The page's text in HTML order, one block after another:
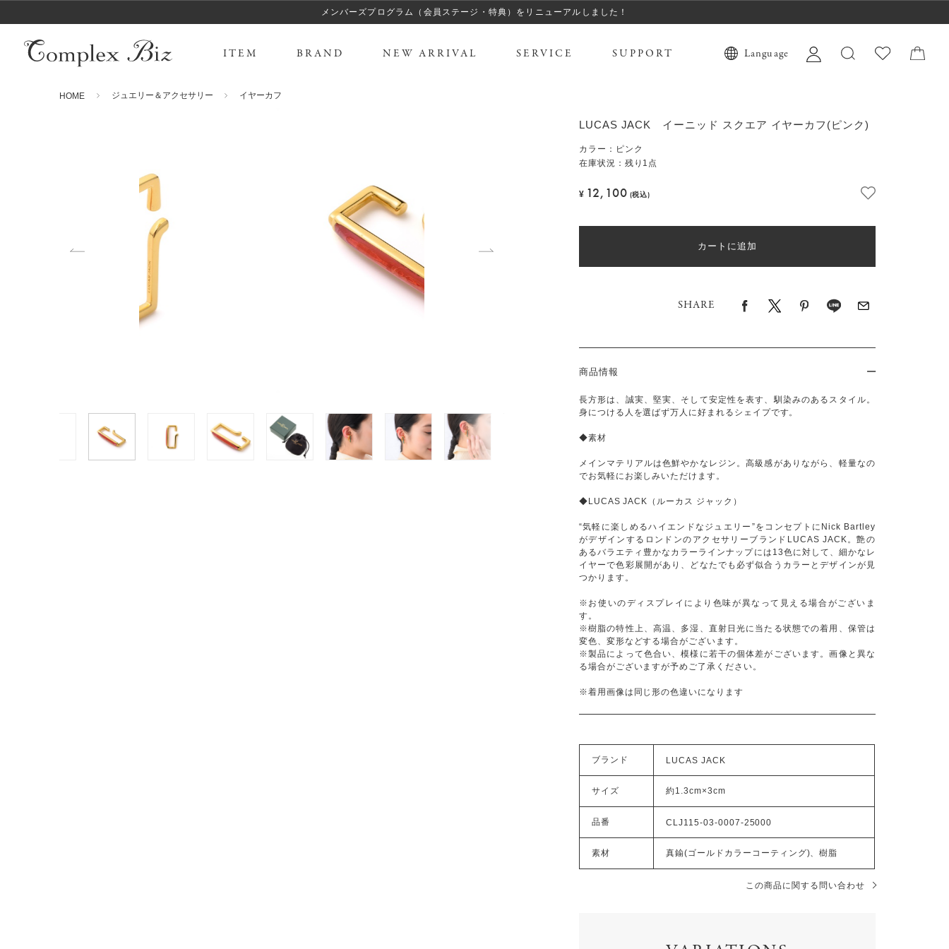
メンバーズプログラム（会員ステージ・特典）をリニューアルしました！
ITEM BRAND NEW ARRIVAL SERVICE SUPPORT Language
HOME ジュエリー＆アクセサリー イヤーカフ
LUCAS JACK イーニッド スクエア イヤーカフ(ピンク)
カラー ：
ピンク
在庫状況：残り1点
¥ 12,100 (税込)
カートに追加
SHARE
商品情報
長方形は、誠実、堅実、そして安定性を表す、馴染みのあるスタイル。
身につける人を選ばず万人に好まれるシェイプです。
◆素材
メインマテリアルは色鮮やかなレジン。高級感がありながら、軽量なの
でお気軽にお楽しみいただけます。
◆LUCAS JACK（ルーカス ジャック）
“気軽に楽しめるハイエンドなジュエリー”をコンセプトにNick Bartley
がデザインするロンドンのアクセサリーブランドLUCAS JACK。艶の
あるバラエティ豊かなカラーラインナップには13色に対して、細かなレ
イヤーで色彩展開があり、どなたでも必ず似合うカラーとデザインが見
つかります。
※お使いのディスプレイにより色味が異なって見える場合がございま
す。
※樹脂の特性上、高温、多湿、直射日光に当たる状態での着用、保管は
変色、変形などする場合がございます。
※製品によって色合い、模様に若干の個体差がございます。画像と異な
る場合がございますが予めご了承ください。
※着用画像は同じ形の色違いになります
ブランド LUCAS JACK
サイズ 約1.3cm×3cm
品番 CLJ115-03-0007-25000
素材 真鍮(ゴールドカラーコーティング)、樹脂
この商品に関する問い合わせ